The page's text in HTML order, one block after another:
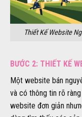
Thiết Kế Website
BƯỚC 2: THIẾT KẾ
Một website bán
và có thông tin rõ
website đơn giản